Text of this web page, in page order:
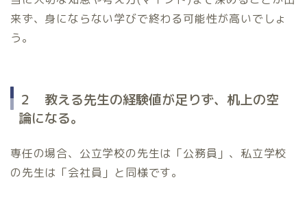
来ず、身にならない学びで終わる可能性が高いでしょ
う。
２ 教える先生の経験値が足りず、机上の空
論になる。
専任の場合、公立学校の先生は「公務員」、私立学校
の先生は「会社員」と同様です。